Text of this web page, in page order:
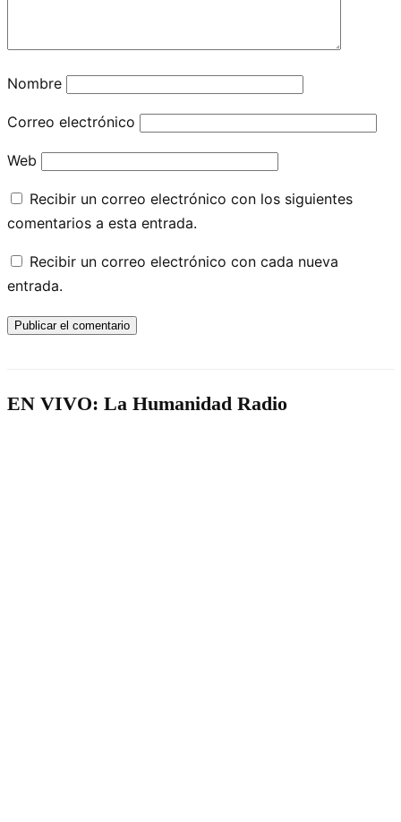
Nombre
Correo electrónico
Web
Recibir un correo electrónico con los siguientes
comentarios a esta entrada.
Recibir un correo electrónico con cada nueva
entrada.
EN VIVO: La Humanidad Radio